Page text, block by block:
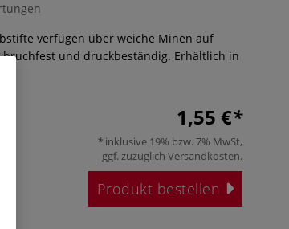
verfügen über weiche Minen auf
bruchfest und druckbeständig. Erhältlich in
1,55 €
inklusive 19% bzw. 7% MwSt,
ggf. zuzüglich Versandkosten.
Produkt bestellen